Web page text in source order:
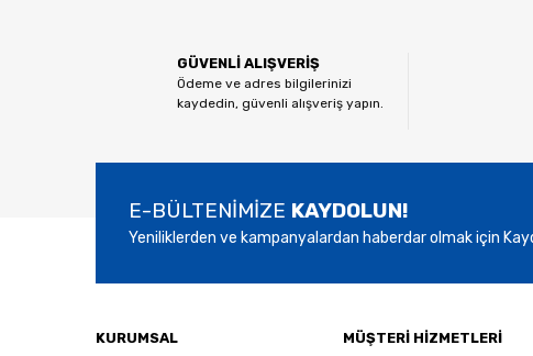
GÜVENLİ ALIŞVERİŞ
Ödeme ve adres bilgilerinizi
kaydedin, güvenli alışveriş yapın.
E-BÜLTENİMİZE KAYDOLUN!
Yeniliklerden ve kampanyalardan haberdar olmak için
KURUMSAL MÜŞTERİ HİZMETLERİ